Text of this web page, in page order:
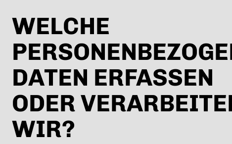
WELCHE
DATEN ERFASSEN
ODER
WIR?